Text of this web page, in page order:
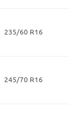
235/60 R16
245/70 R16